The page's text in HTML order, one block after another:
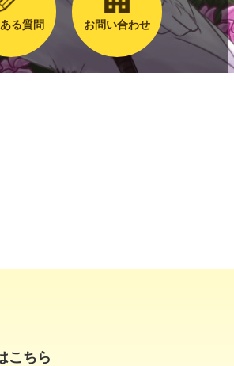
る質問 お問い合わせ
こちら